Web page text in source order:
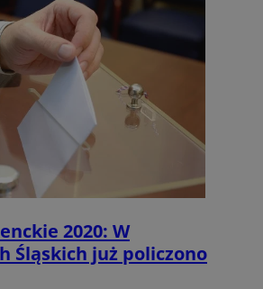
2020: W
Śląskich już policzono